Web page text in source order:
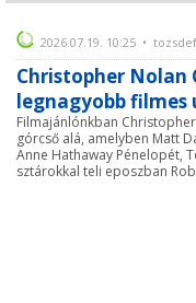
2026.07.19. 10:25 •
Christopher Nolan
legnagyobb filmes
Filmajánlónkban
górcső alá, amelyben Matt
Anne Hathaway Pénelopét,
sztárokkal teli eposzban